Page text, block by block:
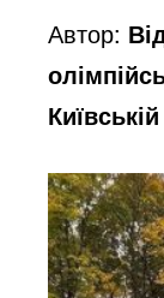
Автор: